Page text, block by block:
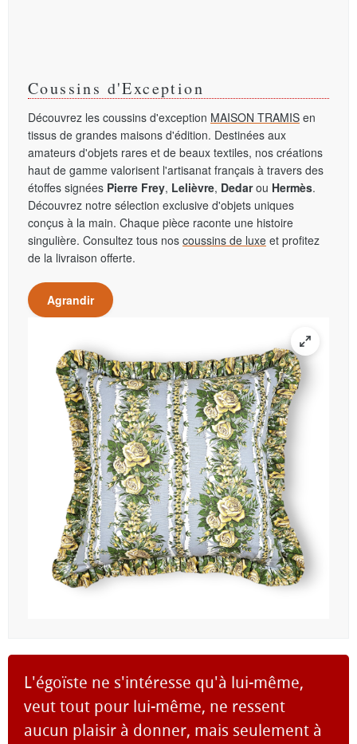
Coussins d'Exception
Découvrez les coussins d'exception MAISON TRAMIS en
tissus de grandes maisons d'édition. Destinées aux
amateurs d'objets rares et de beaux textiles, nos créations
haut de gamme valorisent l'artisanat français à travers des
étoffes signées Pierre Frey, Lelièvre, Dedarou Hermès.
Découvrez notre sélection exclusive d'objets uniques
conçus à la main. Chaque pièce raconte une histoire
singulière. Consultez tous nos coussins de luxe et profitez
de la livraison offerte.
Agrandir
L'égoïste ne s'intéresse qu'à lui-même,
veut tout pour lui-même, ne ressent
aucun plaisir à donner, mais seulement à